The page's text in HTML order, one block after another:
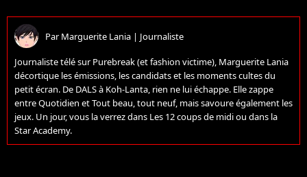
ParMarguerite Lania | Journaliste
Journaliste télé sur Purebreak (et fashion victime), Marguerite Lania
décortique les émissions, les candidats et les moments cultes du
petit écran. De DALS à Koh-Lanta, rien ne lui échappe. Elle zappe
entre Quotidien et Tout beau, tout neuf, mais savoure également les
jeux. Un jour, vous la verrez dans Les 12 coups de midi ou dans la
Star Academy.